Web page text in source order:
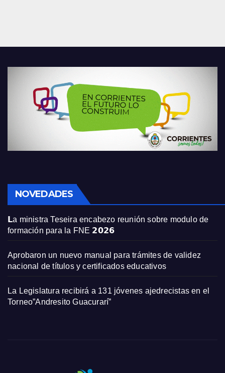
NOVEDADES
𝗟a ministra Teseira encabezo reunión sobre modulo de
formación para la FNE 𝟮𝟬𝟮𝟲
Aprobaron un nuevo manual para trámites de validez
nacional de títulos y certificados educativos
La Legislatura recibirá a 131 jóvenes ajedrecistas en el
Torneo”Andresito Guacurarí”